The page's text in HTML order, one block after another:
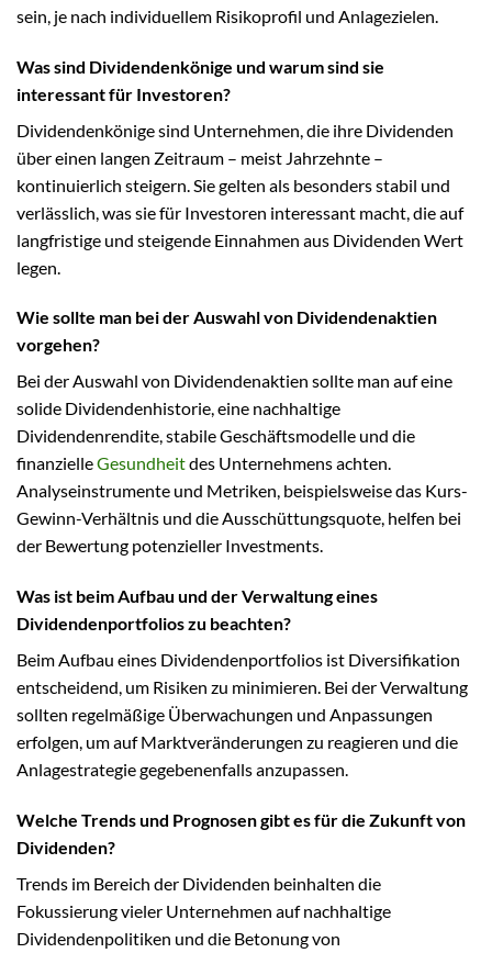
sein, je nach individuellem Risikoprofil und Anlagezielen.
Was sind Dividendenkönige und warum sind sie
interessant für Investoren?
Dividendenkönige sind Unternehmen, die ihre Dividenden
über einen langen Zeitraum – meist Jahrzehnte –
kontinuierlich steigern. Sie gelten als besonders stabil und
verlässlich, was sie für Investoren interessant macht, die auf
langfristige und steigende Einnahmen aus Dividenden Wert
legen.
Wie sollte man bei der Auswahl von Dividendenaktien
vorgehen?
Bei der Auswahl von Dividendenaktien sollte man auf eine
solide Dividendenhistorie, eine nachhaltige
Dividendenrendite, stabile Geschäftsmodelle und die
finanzielleGesundheitdes Unternehmens achten.
Analyseinstrumente und Metriken, beispielsweise das Kurs-
Gewinn-Verhältnis und die Ausschüttungsquote, helfen bei
der Bewertung potenzieller Investments.
Was ist beim Aufbau und der Verwaltung eines
Dividendenportfolios zu beachten?
Beim Aufbau eines Dividendenportfolios ist Diversifikation
entscheidend, um Risiken zu minimieren. Bei der Verwaltung
sollten regelmäßige Überwachungen und Anpassungen
erfolgen, um auf Marktveränderungen zu reagieren und die
Anlagestrategie gegebenenfalls anzupassen.
Welche Trends und Prognosen gibt es für die Zukunft von
Dividenden?
Trends im Bereich der Dividenden beinhalten die
Fokussierung vieler Unternehmen auf nachhaltige
Dividendenpolitiken und die Betonung von